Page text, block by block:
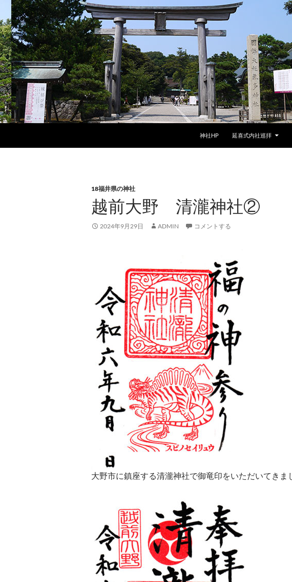
神社HP 延喜式内社巡拝
18福井県の神社
越前大野 清瀧神社②
2024年9月29日 ADMIN コメントする
大野市に鎮座する清瀧神社で御竜印をいただいてきま